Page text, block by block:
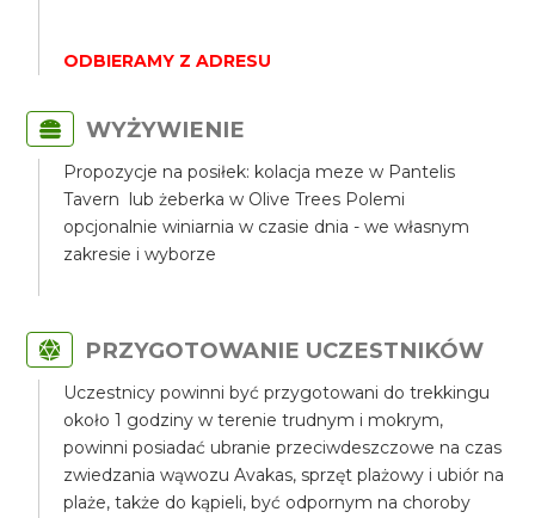
ODBIERAMY Z ADRESU
WYŻYWIENIE
Propozycje na posiłek: kolacja meze w Pantelis
Tavern lub żeberka w Olive Trees Polemi
opcjonalnie winiarnia w czasie dnia - we własnym
zakresie i wyborze
PRZYGOTOWANIE UCZESTNIKÓW
Uczestnicy powinni być przygotowani do trekkingu
około 1 godziny w terenie trudnym i mokrym,
powinni posiadać ubranie przeciwdeszczowe na czas
zwiedzania wąwozu Avakas, sprzęt plażowy i ubiór na
plaże, także do kąpieli, być odpornym na choroby